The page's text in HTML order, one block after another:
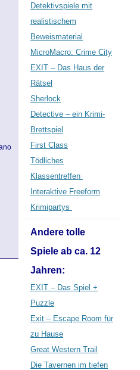
Detektivspiele mit
realistischem
Beweismaterial
MicroMacro: Crime City
EXIT – Das Haus der
Rätsel
Sherlock
Detective – ein Krimi-
Brettspiel
First Class
Tödliches
Klassentreffen
Interaktive Freeform
Krimipartys
Andere tolle
Spiele ab ca. 12
Jahren:
EXIT – Das Spiel +
Puzzle
Exit – Escape Room für
zu Hause
Great Western Trail
Die Tavernen im tiefen